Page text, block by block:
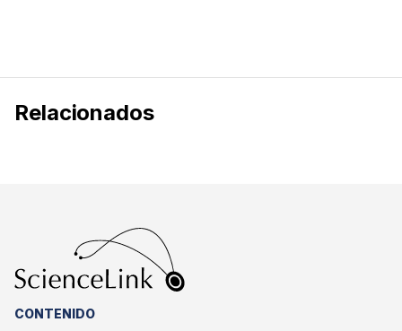
Relacionados
CONTENIDO